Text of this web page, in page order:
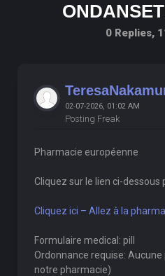
0 Replies,
02-07-2026, 01:02 AM
Posting Freak
Pharmacie européenne
Cliquez sur le lien ci-
Cliquez ici – Allez à la
Formulaire medical: pill
Ordonnance requise:
notre pharmacie)